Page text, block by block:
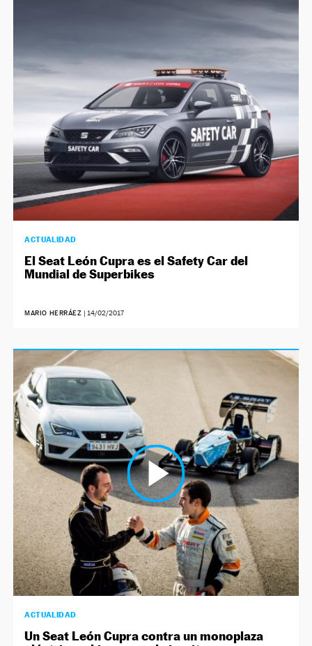
ACTUALIDAD
El Seat León Cupra es el Safety Car del
Mundial de Superbikes
MARIO HERRÁEZ | 14/02/2017
ACTUALIDAD
Un Seat León Cupra contra un monoplaza